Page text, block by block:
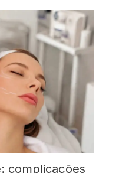
complicações